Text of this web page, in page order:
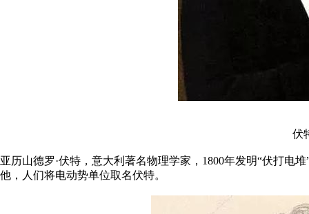
伏
亚历山德罗·伏特，意大利著名物理学家，1800年发明“伏打电
他，人们将电动势单位取名伏特。